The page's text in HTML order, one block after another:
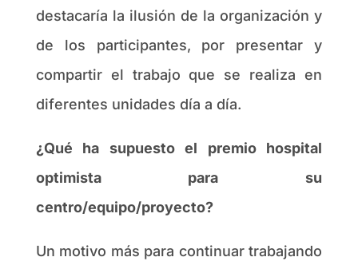
destacaría la ilusión de la organización y
de los participantes, por presentar y
compartir el trabajo que se realiza en
diferentes unidades día a día.
¿Qué ha supuesto el premio hospital
optimista para su
centro/equipo/proyecto?
Un motivo más para continuar trabajando